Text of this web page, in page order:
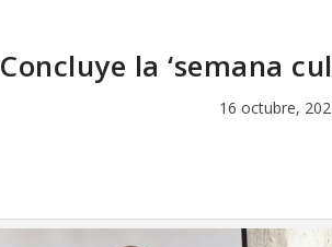
Concluye la ‘semana
16 octubre,